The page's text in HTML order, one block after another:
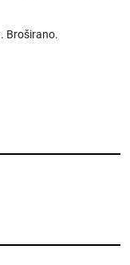
Broširano.